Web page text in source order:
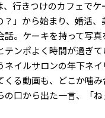
行きつけのカフェでケ
？」から始まり、婚活
話。ケーキを持って写
ンポよく時間が過ぎて
ネイルサロンの年下ネ
くる動画も、どこか噛
の口から出た一言、「